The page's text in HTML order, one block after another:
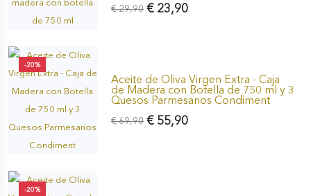
€ 23,90
€ 29,90
-20%
Aceite de Oliva Virgen Extra - Caja
de Madera con Botella de 750 ml y 3
Quesos Parmesanos Condiment
€ 55,90
€ 69,90
-20%